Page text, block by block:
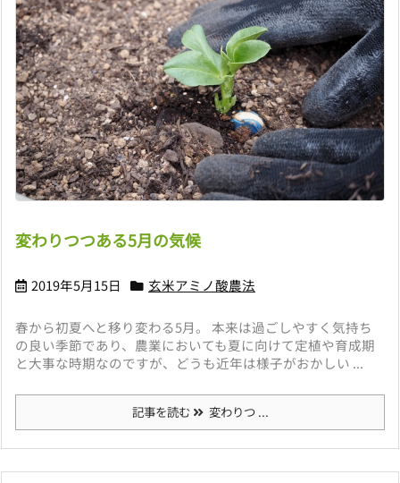
変わりつつある5月の気候
2019年5月15日 玄米アミノ酸農法
春から初夏へと移り変わる5月。 本来は過ごしやすく気持ち
の良い季節であり、農業においても夏に向けて定植や育成期
と大事な時期なのですが、どうも近年は様子がおかしい ...
記事を読む 変わりつ ...